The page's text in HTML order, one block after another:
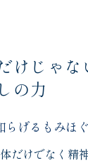
けじゃな
の力
らげるもみほ
だけでなく精